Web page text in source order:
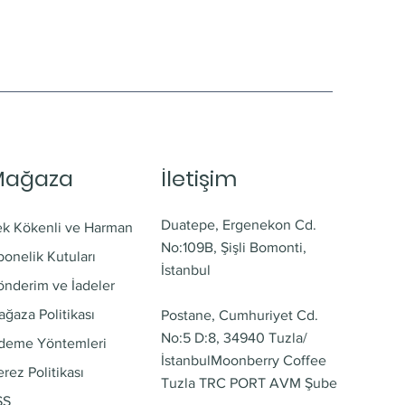
İletişim
Kökenli ve Harman
Kutuları
ve İadeler
Politikası
Yöntemleri
Politikası
Duatepe, Ergenekon Cd.
No:109B, Şişli Bomonti,
İstanbul
Postane, Cumhuriyet Cd.
No:5 D:8, 34940 Tuzla/
İstanbulMoonberry Coffee
Tuzla TRC PORT AVM Şube